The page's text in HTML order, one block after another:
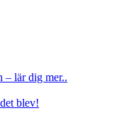
– lär dig mer..
blev!